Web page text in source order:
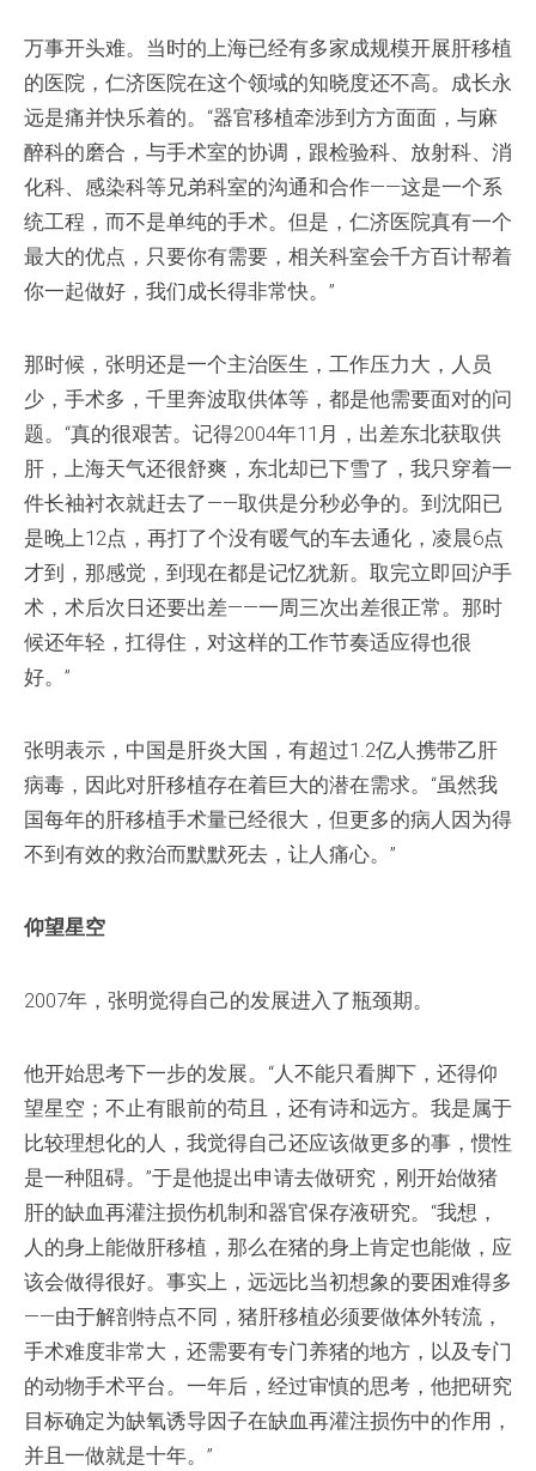
万事开头难。当时的上海已经有多家成规模开展肝移植
的医院，仁济医院在这个领域的知晓度还不高。成长永
远是痛并快乐着的。“器官移植牵涉到方方面面，与麻
醉科的磨合，与手术室的协调，跟检验科、放射科、消
化科、感染科等兄弟科室的沟通和合作——这是一个系
统工程，而不是单纯的手术。但是，仁济医院真有一个
最大的优点，只要你有需要，相关科室会千方百计帮着
你一起做好，我们成长得非常快。”
那时候，张明还是一个主治医生，工作压力大，人员
少，手术多，千里奔波取供体等，都是他需要面对的问
题。“真的很艰苦。记得2004年11月，出差东北获取供
肝，上海天气还很舒爽，东北却已下雪了，我只穿着一
件长袖衬衣就赶去了——取供是分秒必争的。到沈阳已
是晚上12点，再打了个没有暖气的车去通化，凌晨6点
才到，那感觉，到现在都是记忆犹新。取完立即回沪手
术，术后次日还要出差——一周三次出差很正常。那时
候还年轻，扛得住，对这样的工作节奏适应得也很
好。”
张明表示，中国是肝炎大国，有超过1.2亿人携带乙肝
病毒，因此对肝移植存在着巨大的潜在需求。“虽然我
国每年的肝移植手术量已经很大，但更多的病人因为得
不到有效的救治而默默死去，让人痛心。”
仰望星空
2007年，张明觉得自己的发展进入了瓶颈期。
他开始思考下一步的发展。“人不能只看脚下，还得仰
望星空；不止有眼前的苟且，还有诗和远方。我是属于
比较理想化的人，我觉得自己还应该做更多的事，惯性
是一种阻碍。”于是他提出申请去做研究，刚开始做猪
肝的缺血再灌注损伤机制和器官保存液研究。“我想，
人的身上能做肝移植，那么在猪的身上肯定也能做，应
该会做得很好。事实上，远远比当初想象的要困难得多
——由于解剖特点不同，猪肝移植必须要做体外转流，
手术难度非常大，还需要有专门养猪的地方，以及专门
的动物手术平台。一年后，经过审慎的思考，他把研究
目标确定为缺氧诱导因子在缺血再灌注损伤中的作用，
并且一做就是十年。”